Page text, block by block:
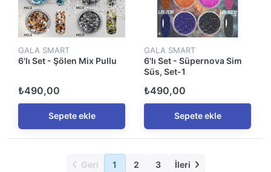
GALA SMART
6'lı Set - Şölen Mix Pullu
₺490,00
Sepete ekle
GALA SMART
6'lı Set - Süpernova Sim
Süs, Set-1
₺490,00
Sepete ekle
Geri 1 2 3 İleri